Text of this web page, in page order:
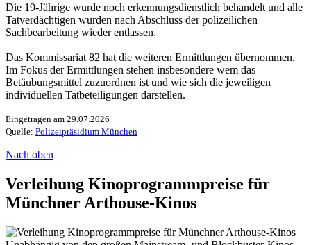
Die 19-Jährige wurde noch erkennungsdienstlich behandelt und alle
Tatverdächtigen wurden nach Abschluss der polizeilichen
Sachbearbeitung wieder entlassen.
Das Kommissariat 82 hat die weiteren Ermittlungen übernommen.
Im Fokus der Ermittlungen stehen insbesondere wem das
Betäubungsmittel zuzuordnen ist und wie sich die jeweiligen
individuellen Tatbeteiligungen darstellen.
Eingetragen am 29.07.2026
Quelle: Polizeipräsidium München
Nach oben
Verleihung Kinoprogrammpreise für
Münchner Arthouse-Kinos